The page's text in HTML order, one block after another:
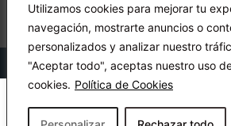
Utilizamos cookies para mejorar tu
navegación, mostrarte anuncios o
personalizados y analizar nuestro
"Aceptar todo", aceptas nuestro uso
cookies. Política de Cookies
© Copyright Ecuador Chequea 2025.